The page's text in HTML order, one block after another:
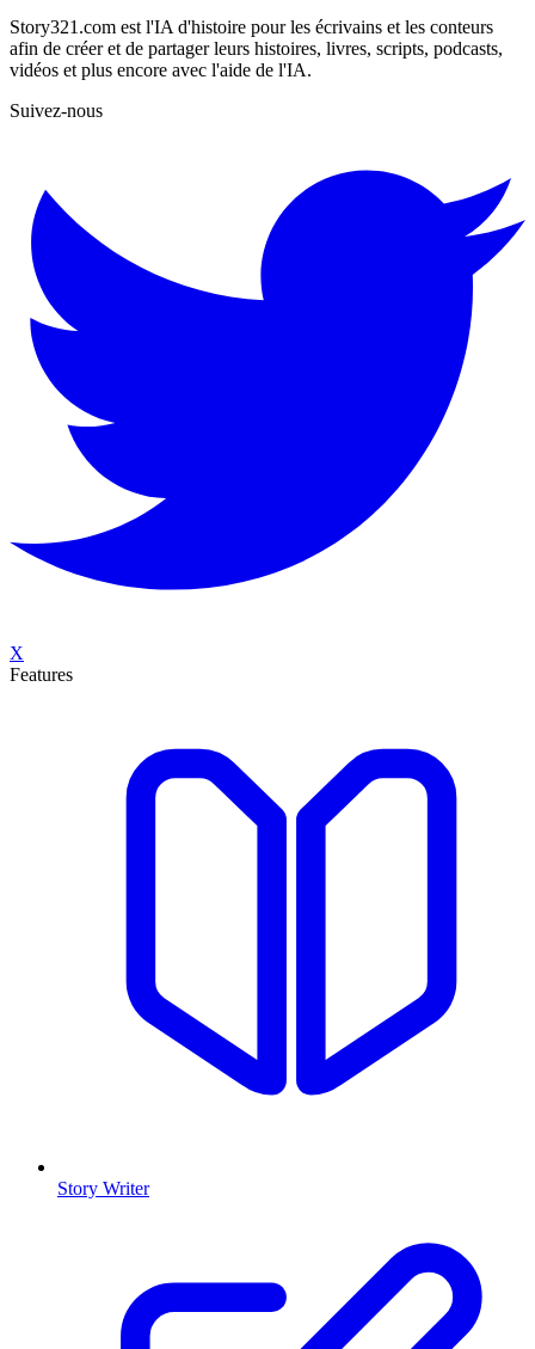
Story321.com est l'IA d'histoire pour les écrivains et les conteurs
afin de créer et de partager leurs histoires, livres, scripts, podcasts,
vidéos et plus encore avec l'aide de l'IA.
Suivez-nous
X
Features
Story Writer